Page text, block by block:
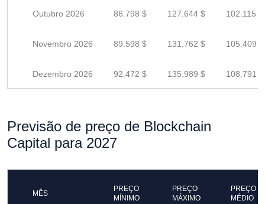
Outubro 2026 86.798 $ 127.644 $ 102.115 $
Novembro 2026 89.598 $ 131.762 $ 105.409 $
Dezembro 2026 92.472 $ 135.989 $ 108.791 $
Previsão de preço de Blockchain
Capital para 2027
MÊS
PREÇO
MÍNIMO
PREÇO
MÁXIMO
PREÇO
MÉDIO